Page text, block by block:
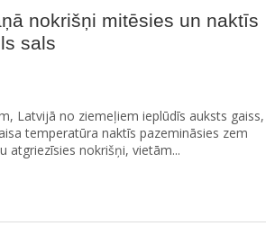
nokrišņi mitēsies un naktīs
sals
Latvijā no ziemeļiem ieplūdīs auksts gaiss,
temperatūra naktīs pazemināsies zem
atgriezīsies nokrišņi, vietām...